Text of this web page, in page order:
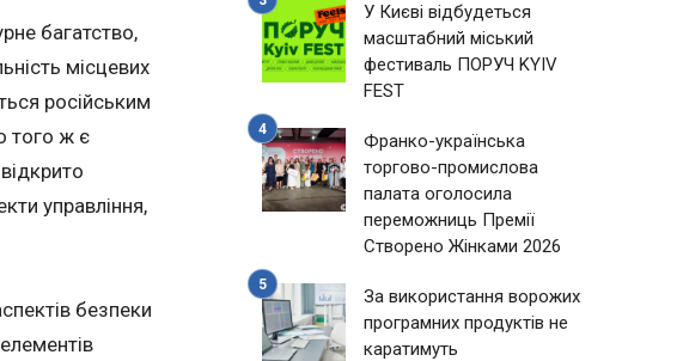
багатство,
місцевих
російським
того ж є
управління,
безпеки
У Києві відбудеться
масштабний міський
фестиваль ПОРУЧ KYIV
FEST
Франко-українська
торгово-промислова
палата оголосила
переможниць Премії
Створено Жінками 2026
За використання ворожих
програмних продуктів не
каратимуть